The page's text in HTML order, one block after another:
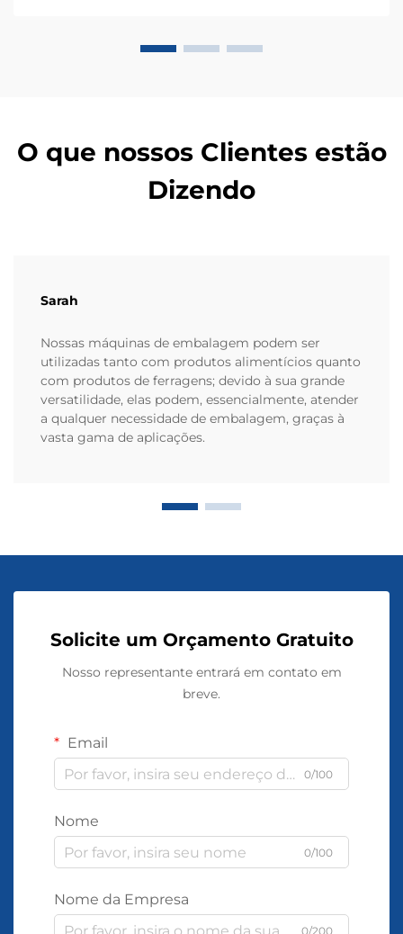
O que nossos Clientes estão
Dizendo
Sarah
Nossas máquinas de embalagem podem ser
utilizadas tanto com produtos alimentícios quanto
com produtos de ferragens; devido à sua grande
versatilidade, elas podem, essencialmente, atender
a qualquer necessidade de embalagem, graças à
vasta gama de aplicações.
Solicite um Orçamento Gratuito
Nosso representante entrará em contato em
breve.
Email
0/100
Nome
0/100
Nome da Empresa
0/200